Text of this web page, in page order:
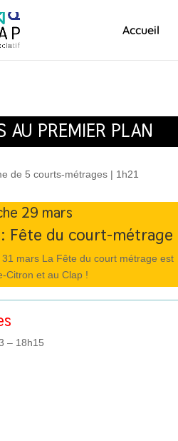
Accueil
AU PREMIER PLAN
de 5 courts-métrages | 1h21
29 mars
Fête du court-métrage
31 mars La Fête du court métrage est
Citron et au Clap !
– 18h15